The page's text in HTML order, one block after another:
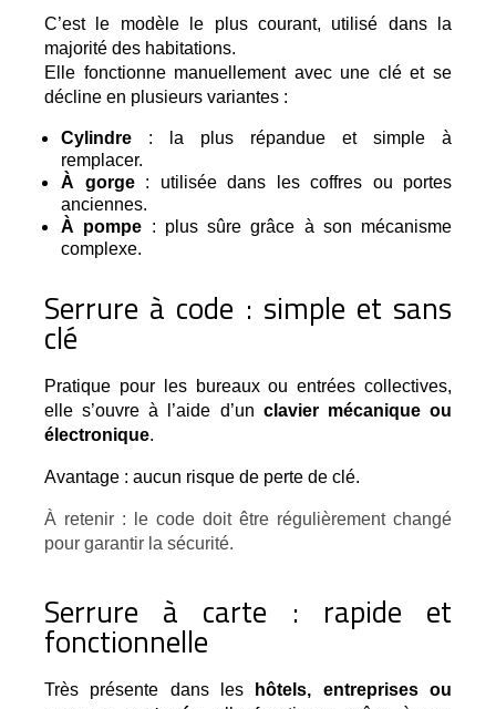
C’est le modèle le plus courant, utilisé dans la
majorité des habitations.
Elle fonctionne manuellement avec une clé et se
décline en plusieurs variantes :
Cylindre : la plus répandue et simple à
remplacer.
À gorge: utilisée dans les coffres ou portes
anciennes.
À pompe : plus sûre grâce à son mécanisme
complexe.
Serrure à code : simple et sans
clé
Pratique pour les bureaux ou entrées collectives,
elle s’ouvre à l’aide d’un clavier mécanique ou
électronique.
Avantage : aucun risque de perte de clé.
À retenir : le code doit être régulièrement changé
pour garantir la sécurité.
Serrure à carte : rapide et
fonctionnelle
Très présente dans les
hôtels, entreprises ou